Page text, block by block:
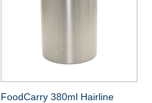
FoodCarry 380ml Hairline